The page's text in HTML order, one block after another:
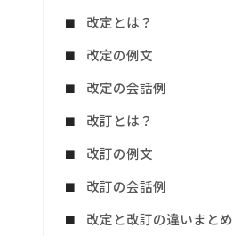
改定とは？
改定の例文
改定の会話例
改訂とは？
改訂の例文
改訂の会話例
改定と改訂の違いまとめ